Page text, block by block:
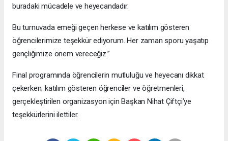
buradaki mücadele ve heyecandadır.
Bu turnuvada emeği geçen herkese ve katılım gösteren
öğrencilerimize teşekkür ediyorum. Her zaman sporu yaşatıp
gençliğimize önem vereceğiz.”
Final programında öğrencilerin mutluluğu ve heyecanı dikkat
çekerken; katılım gösteren öğrenciler ve öğretmenleri,
gerçekleştirilen organizasyon için Başkan Nihat Çiftçi’ye
teşekkürlerini ilettiler.